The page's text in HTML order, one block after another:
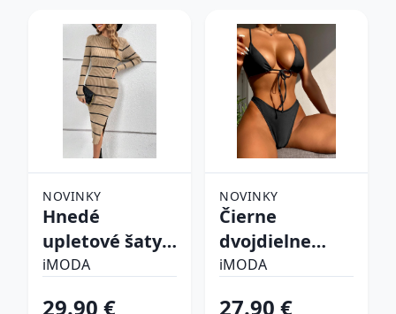
NOVINKY
Hnedé
upletové šaty
prúžkované
iMODA
29.90 €
NOVINKY
Čierne
dvojdielne
plavky
iMODA
27.90 €